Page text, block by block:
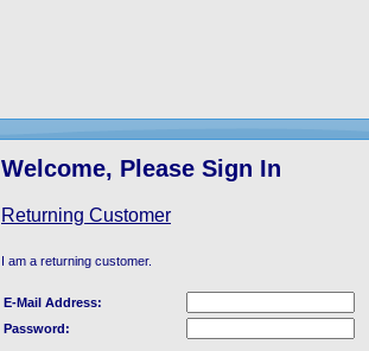
Welcome, Please Sign In
Returning Customer
I am a returning customer.
E-Mail Address:
Password: